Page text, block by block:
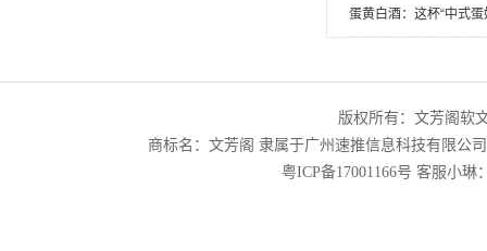
蛋黄白酒：这杯“中式
版权所有：文芳阁软
商标名：文芳阁 隶属于广州速推信息科技有限公
粤ICP备17001166号 客服小琳